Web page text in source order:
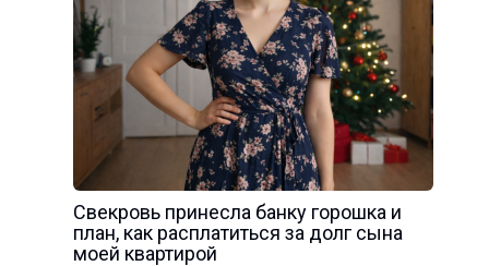
Свекровь принесла банку горошка и
план, как расплатиться за долг сына
моей квартирой